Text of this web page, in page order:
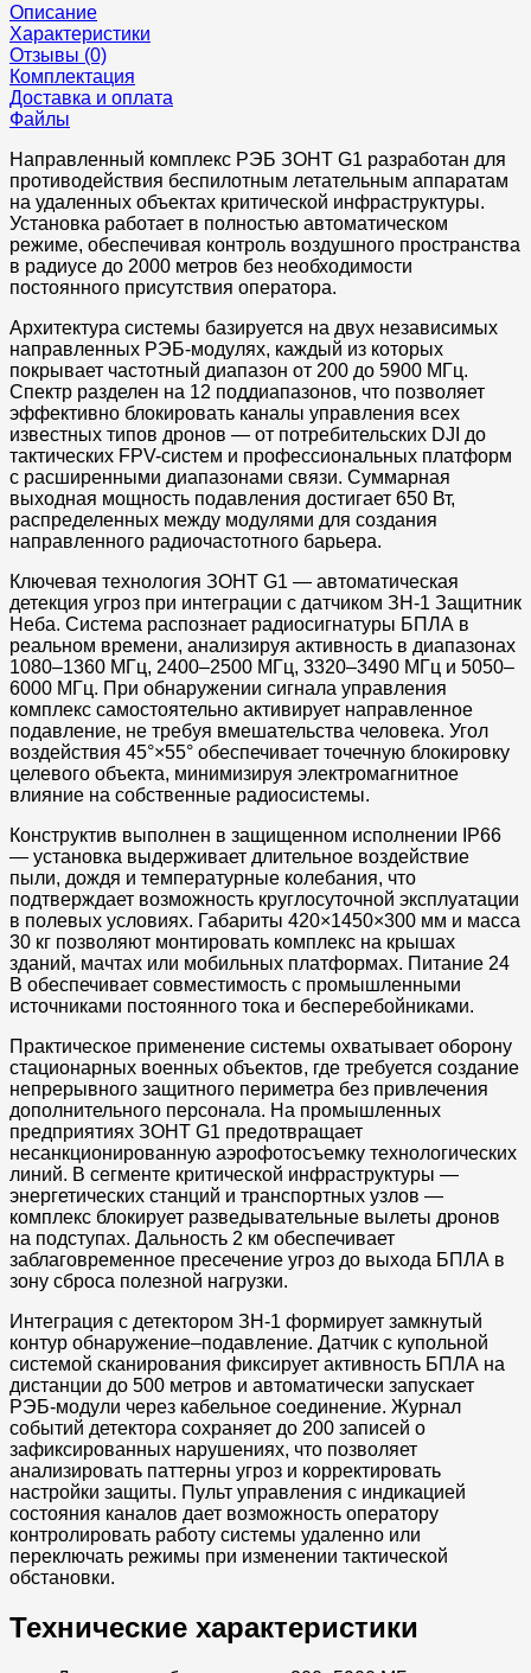
Описание
Характеристики
Отзывы (0)
Комплектация
Доставка и оплата
Файлы
Направленный комплекс РЭБ ЗОНТ G1 разработан для
противодействия беспилотным летательным аппаратам
на удаленных объектах критической инфраструктуры.
Установка работает в полностью автоматическом
режиме, обеспечивая контроль воздушного пространства
в радиусе до 2000 метров без необходимости
постоянного присутствия оператора.
Архитектура системы базируется на двух независимых
направленных РЭБ-модулях, каждый из которых
покрывает частотный диапазон от 200 до 5900 МГц.
Спектр разделен на 12 поддиапазонов, что позволяет
эффективно блокировать каналы управления всех
известных типов дронов — от потребительских DJI до
тактических FPV-систем и профессиональных платформ
с расширенными диапазонами связи. Суммарная
выходная мощность подавления достигает 650 Вт,
распределенных между модулями для создания
направленного радиочастотного барьера.
Ключевая технология ЗОНТ G1 — автоматическая
детекция угроз при интеграции с датчиком ЗН-1 Защитник
Неба. Система распознает радиосигнатуры БПЛА в
реальном времени, анализируя активность в диапазонах
1080–1360 МГц, 2400–2500 МГц, 3320–3490 МГц и 5050–
6000 МГц. При обнаружении сигнала управления
комплекс самостоятельно активирует направленное
подавление, не требуя вмешательства человека. Угол
воздействия 45°×55° обеспечивает точечную блокировку
целевого объекта, минимизируя электромагнитное
влияние на собственные радиосистемы.
Конструктив выполнен в защищенном исполнении IP66
— установка выдерживает длительное воздействие
пыли, дождя и температурные колебания, что
подтверждает возможность круглосуточной эксплуатации
в полевых условиях. Габариты 420×1450×300 мм и масса
30 кг позволяют монтировать комплекс на крышах
зданий, мачтах или мобильных платформах. Питание 24
В обеспечивает совместимость с промышленными
источниками постоянного тока и бесперебойниками.
Практическое применение системы охватывает оборону
стационарных военных объектов, где требуется создание
непрерывного защитного периметра без привлечения
дополнительного персонала. На промышленных
предприятиях ЗОНТ G1 предотвращает
несанкционированную аэрофотосъемку технологических
линий. В сегменте критической инфраструктуры —
энергетических станций и транспортных узлов —
комплекс блокирует разведывательные вылеты дронов
на подступах. Дальность 2 км обеспечивает
заблаговременное пресечение угроз до выхода БПЛА в
зону сброса полезной нагрузки.
Интеграция с детектором ЗН-1 формирует замкнутый
контур обнаружение–подавление. Датчик с купольной
системой сканирования фиксирует активность БПЛА на
дистанции до 500 метров и автоматически запускает
РЭБ-модули через кабельное соединение. Журнал
событий детектора сохраняет до 200 записей о
зафиксированных нарушениях, что позволяет
анализировать паттерны угроз и корректировать
настройки защиты. Пульт управления с индикацией
состояния каналов дает возможность оператору
контролировать работу системы удаленно или
переключать режимы при изменении тактической
обстановки.
Технические характеристики